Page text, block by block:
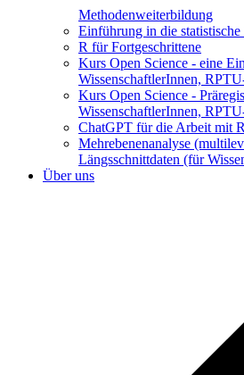
Methodenweiterbildung
Einführung in die statistische
R für Fortgeschrittene
Kurs Open Science - eine
WissenschaftlerInnen,
Kurs Open Science -
WissenschaftlerInnen,
ChatGPT für die Arbeit mit
Mehrebenenanalyse
Längsschnittdaten (für
Über uns